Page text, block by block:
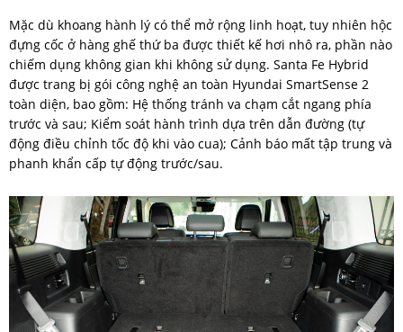
Mặc dù khoang hành lý có thể mở rộng linh hoạt, tuy nhiên hộc
đựng cốc ở hàng ghế thứ ba được thiết kế hơi nhô ra, phần nào
chiếm dụng không gian khi không sử dụng. Santa Fe Hybrid
được trang bị gói công nghệ an toàn Hyundai SmartSense 2
toàn diện, bao gồm: Hệ thống tránh va chạm cắt ngang phía
trước và sau; Kiểm soát hành trình dựa trên dẫn đường (tự
động điều chỉnh tốc độ khi vào cua); Cảnh báo mất tập trung và
phanh khẩn cấp tự động trước/sau.